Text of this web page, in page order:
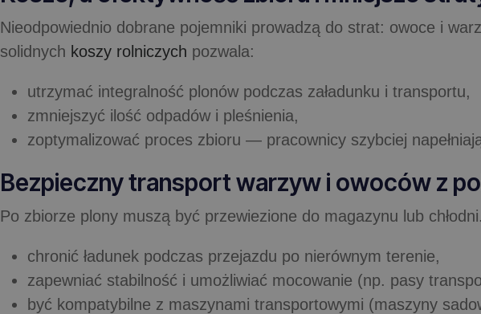
Nieodpowiednio dobrane pojemniki prowadzą do strat: owoce i
solidnych koszy rolniczych pozwala:
utrzymać integralność plonów podczas załadunku i transportu,
zmniejszyć ilość odpadów i pleśnienia,
zoptymalizować proces zbioru — pracownicy szybciej
Bezpieczny transport warzyw i owoców z
Po zbiorze plony muszą być przewiezione do magazynu lub
chronić ładunek podczas przejazdu po nierównym terenie,
zapewniać stabilność i umożliwiać mocowanie (np. pasy
być kompatybilne z maszynami transportowymi (maszyny